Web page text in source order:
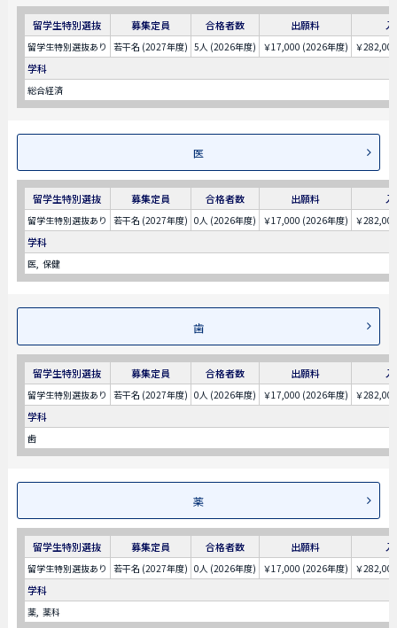
留学生特別選抜 募集定員 合格者数 出願料
留学生特別選抜あり 若干名 (2027年度) 5人 (2026年度) ￥17,000 (2026年度) ￥
学科
総合経済
医
留学生特別選抜 募集定員 合格者数 出願料
留学生特別選抜あり 若干名 (2027年度) 0人 (2026年度) ￥17,000 (2026年度) ￥
学科
医 保健
歯
留学生特別選抜 募集定員 合格者数 出願料
留学生特別選抜あり 若干名 (2027年度) 0人 (2026年度) ￥17,000 (2026年度) ￥
学科
歯
薬
留学生特別選抜 募集定員 合格者数 出願料
留学生特別選抜あり 若干名 (2027年度) 0人 (2026年度) ￥17,000 (2026年度) ￥
学科
薬 薬科